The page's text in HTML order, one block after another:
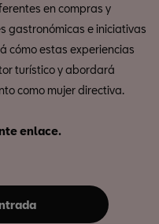
en compras y
gastronómicas e iniciativas
cómo estas experiencias
turístico y abordará
como mujer directiva.
enlace.